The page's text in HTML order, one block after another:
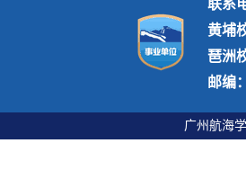
联系
黄埔
琶洲
邮编
广州航海